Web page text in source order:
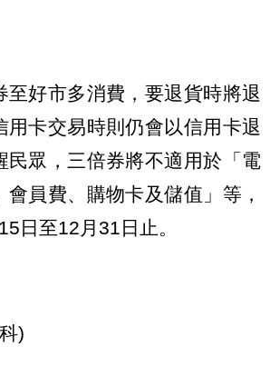
至好市多消費，要退貨時將退
用卡交易時則仍會以信用卡退
民眾，三倍券將不適用於「電
員費、購物卡及儲值」等，
日至12月31日止。
)